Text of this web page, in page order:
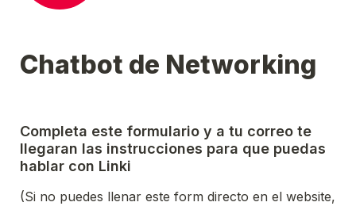
Chatbot de Networking
Completa este formulario y a tu correo te
llegaran las instrucciones para que puedas
hablar con Linki
(Si no puedes llenar este form directo en el website,